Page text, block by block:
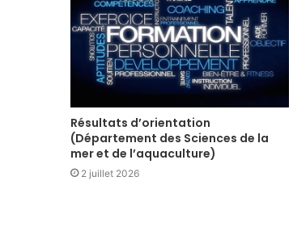
Résultats d’orientation
(Département des Sciences de la
mer et de l’aquaculture)
2 juillet 2026